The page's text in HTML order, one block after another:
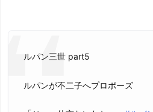
ルパン三世 part5
ルパンが不二子へプロポーズ